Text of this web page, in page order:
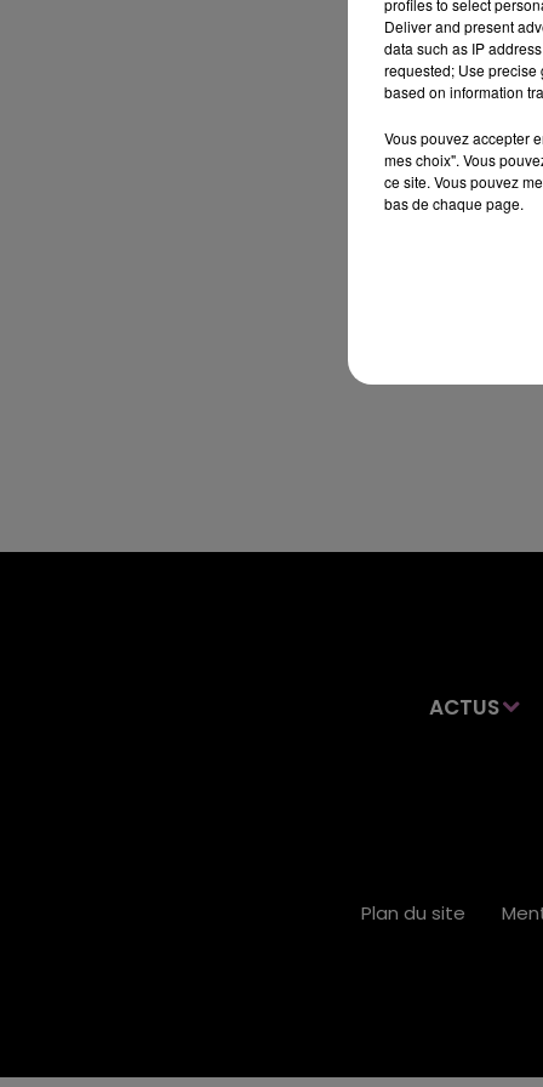
ACTUS
Plan du site
profiles to select
Deliver and present
data such as IP
requested; Use precise
based on information
Vous pouvez accepter
mes choix". Vous
ce site. Vous pouvez
bas de chaque page.